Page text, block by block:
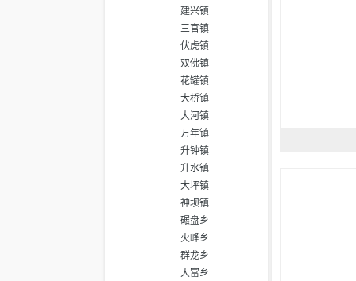
建兴镇
三官镇
伏虎镇
双佛镇
花罐镇
大桥镇
大河镇
万年镇
升钟镇
升水镇
大坪镇
神坝镇
碾盘乡
火峰乡
群龙乡
大富乡